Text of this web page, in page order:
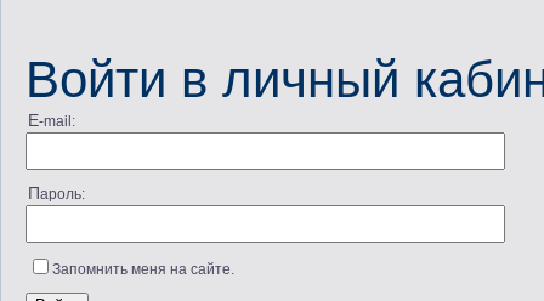
Войти в личный
E-mail:
Пароль:
Запомнить меня на сайте.